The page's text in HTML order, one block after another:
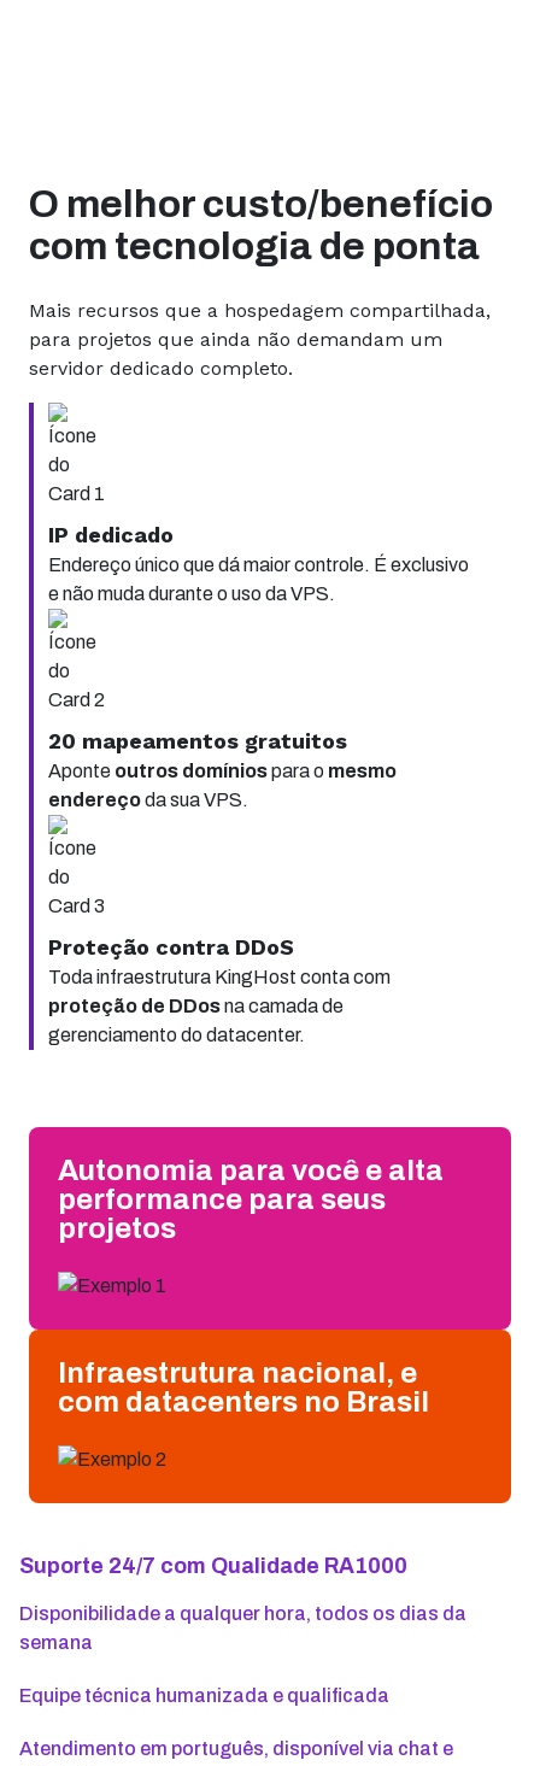
O melhor custo/benefício
com tecnologia de ponta
Mais recursos que a hospedagem compartilhada,
para projetos que ainda não demandam um
servidor dedicado completo.
IP dedicado
Endereço único que dá maior controle. É exclusivo
e não muda durante o uso da VPS.
20 mapeamentos gratuitos
Aponte outros domíniospara o mesmo
endereçoda sua VPS.
Proteção contra DDoS
Toda infraestrutura KingHost conta com
proteção de DDosna camada de
gerenciamento do datacenter.
Autonomia para você e alta
performance para seus
projetos
Infraestrutura nacional, e
com datacenters no Brasil
Suporte 24/7 com Qualidade RA1000
Disponibilidade a qualquer hora, todos os dias da
semana
Equipe técnica humanizada e qualificada
Atendimento em português, disponível via chat e